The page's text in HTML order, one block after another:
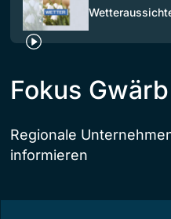
Fokus Gwärb
Regionale
informieren